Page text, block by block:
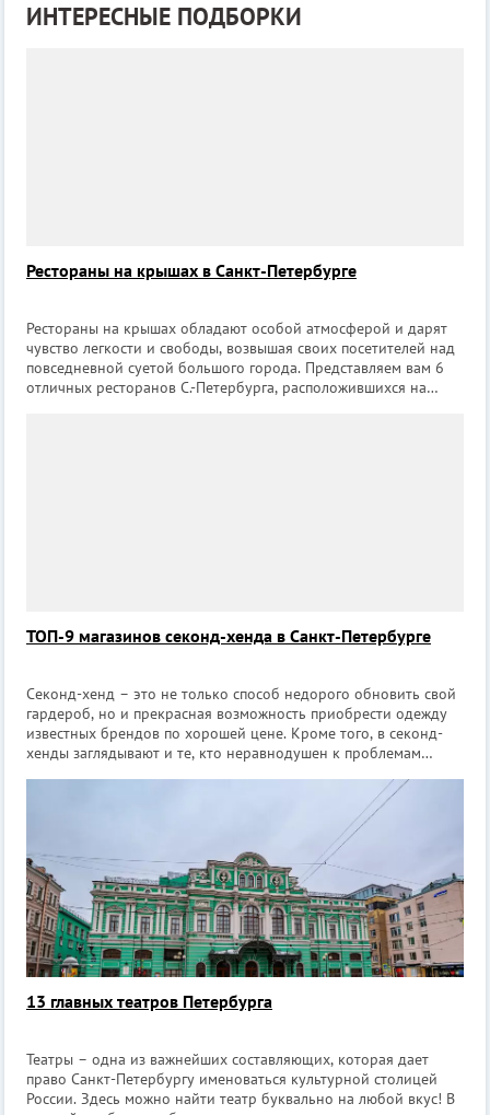
ИНТЕРЕСНЫЕ ПОДБОРКИ
Рестораны на крышах в Санкт-Петербурге
Рестораны на крышах обладают особой атмосферой и дарят
чувство легкости и свободы, возвышая своих посетителей над
повседневной суетой большого города. Представляем вам 6
отличных ресторанов С.-Петербурга, расположившихся на
ТОП-9 магазинов секонд-хенда в Санкт-Петербурге
Секонд-хенд – это не только способ недорого обновить свой
гардероб, но и прекрасная возможность приобрести одежду
известных брендов по хорошей цене. Кроме того, в секонд-
хенды заглядывают и те, кто неравнодушен к проблемам
13 главных театров Петербурга
Театры – одна из важнейших составляющих, которая дает
право Санкт-Петербургу именоваться культурной столицей
России. Здесь можно найти театр буквально на любой вкус! В